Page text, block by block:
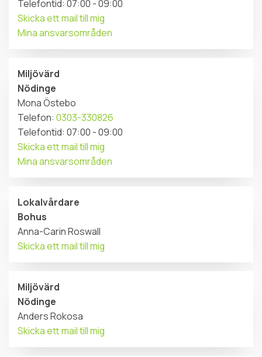
Telefontid: 07:00 - 09:00
Skicka ett mail till mig
Mina ansvarsområden
Miljövärd
Nödinge
Mona Östebo
Telefon: 0303-330826
Telefontid: 07:00 - 09:00
Skicka ett mail till mig
Mina ansvarsområden
Lokalvårdare
Bohus
Anna-Carin Roswall
Skicka ett mail till mig
Miljövärd
Nödinge
Anders Rokosa
Skicka ett mail till mig